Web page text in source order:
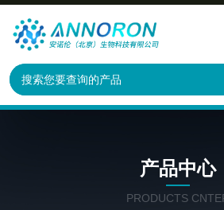
产品中心
PRODUCTS